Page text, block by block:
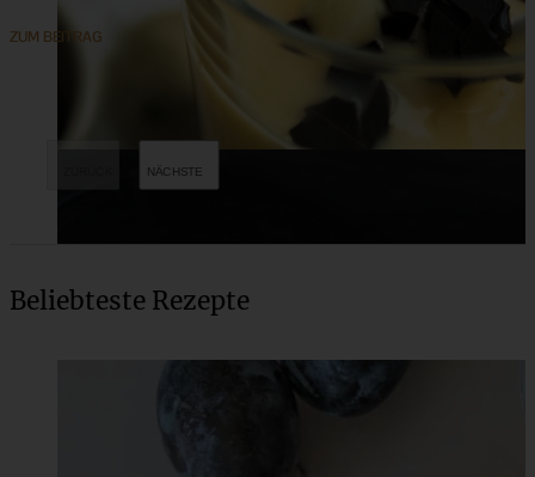
ZUM BEITRAG
Beliebteste Rezepte